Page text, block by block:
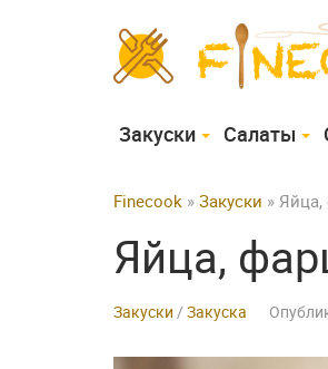
Закуски Cалаты
Finecook » Закуски »
Яйца,
Закуски / Закуска